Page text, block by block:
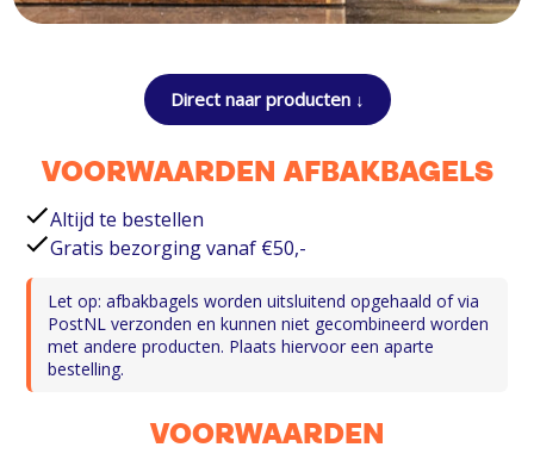
Direct naar producten ↓
VOORWAARDEN AFBAKBAGELS
Altijd te bestellen
Gratis bezorging vanaf €50,-
Let op: afbakbagels worden uitsluitend opgehaald of via
PostNL verzonden en kunnen niet gecombineerd worden
met andere producten. Plaats hiervoor een aparte
bestelling.
VOORWAARDEN